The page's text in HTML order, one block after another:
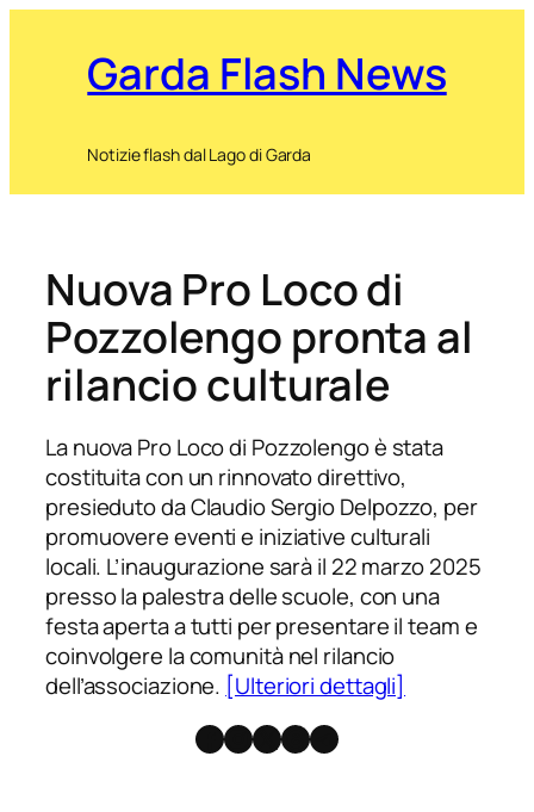
Garda Flash News
Notizie flash dal Lago di Garda
Nuova Pro Loco di
Pozzolengo pronta al
rilancio culturale
La nuova Pro Loco di Pozzolengo è stata
costituita con un rinnovato direttivo,
presieduto da Claudio Sergio Delpozzo, per
promuovere eventi e iniziative culturali
locali. L’inaugurazione sarà il 22 marzo 2025
presso la palestra delle scuole, con una
festa aperta a tutti per presentare il team e
coinvolgere la comunità nel rilancio
dell’associazione. [Ulteriori dettagli]
Facebook
Instagram
X Threads
Telegram